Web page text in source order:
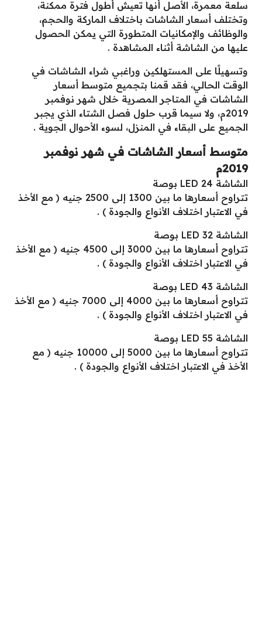
سلعة معمرة، الأصل أنها تعيش أطول فترة ممكنة،
وتختلف أسعار الشاشات باختلاف الماركة والحجم،
والوظائف والإمكانيات المتطورة التي يمكن الحصول
عليها من الشاشة أثناء المشاهدة .
وتسهيلًا على المستهلكين وراغبي شراء الشاشات في
الوقت الحالي، فقد قمنا بتجميع متوسط أسعار
الشاشات في المتاجر المصرية خلال شهر نوفمبر
2019م، ولا سيما قرب حلول فصل الشتاء الذي يجبر
الجميع على البقاء في المنزل، لسوء الأحوال الجوية .
متوسط أسعار الشاشات في شهر نوفمبر
2019م
الشاشة LED 24 بوصة
تتراوح أسعارها ما بين 1300 إلى 2500 جنيه ( مع الأخذ
في الاعتبار اختلاف الأنواع والجودة ) .
الشاشة 32 LED بوصة
تتراوح أسعارها ما بين 3000 إلى 4500 جنيه ( مع الأخذ
في الاعتبار اختلاف الأنواع والجودة ) .
الشاشة LED 43 بوصة
تتراوح أسعارها ما بين 4000 إلى 7000 جنيه ( مع الأخذ
في الاعتبار اختلاف الأنواع والجودة ) .
الشاشة LED 55 بوصة
تتراوح أسعارها ما بين 5000 إلى 10000 جنيه ( مع
الأخذ في الاعتبار اختلاف الأنواع والجودة ) .